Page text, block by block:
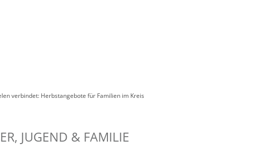
verbindet: Herbstangebote für Familien im Kreis
JUGEND & FAMILIE